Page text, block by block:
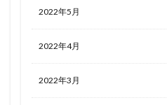
2022年5月
2022年4月
2022年3月